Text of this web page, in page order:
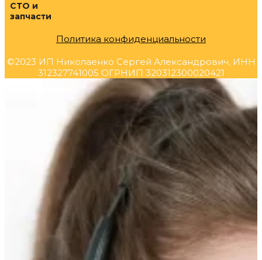
СТО и
запчасти
Политика конфиденциальности
©2023 ИП Николаенко Сергей Александрович, ИНН
312327741005 ОГРНИП 320312300020421